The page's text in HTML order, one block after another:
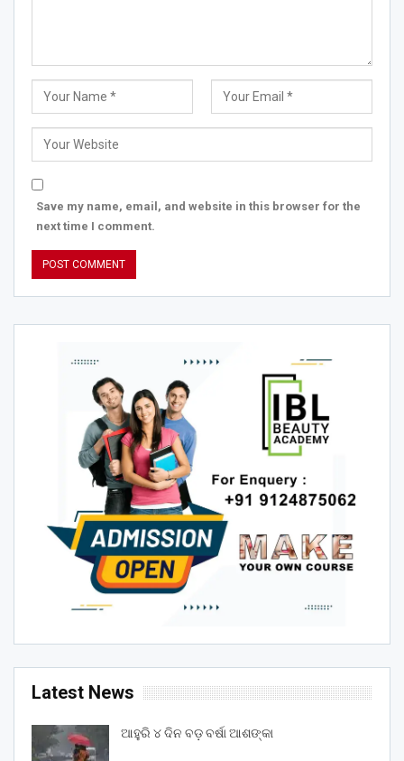
Save my name, email, and website in this browser for the
next time I comment.
Latest News
ଆହୁରି ୪ ଦିନ ବଡ଼ ବର୍ଷା ଆଶଙ୍କା